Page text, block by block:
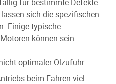
für bestimmte Defekte.
sich die spezifischen
Einige typische
können sein:
optimaler Ölzufuhr
beim Fahren viel